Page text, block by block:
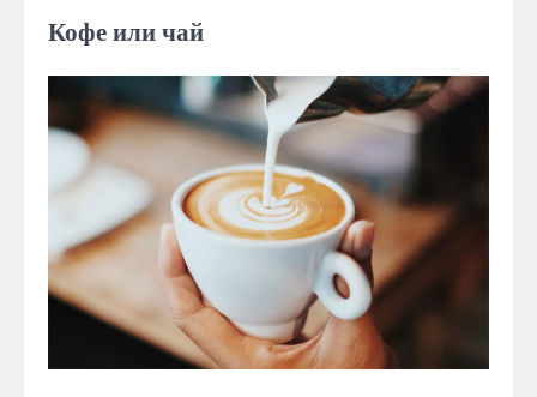
Кофе или чай